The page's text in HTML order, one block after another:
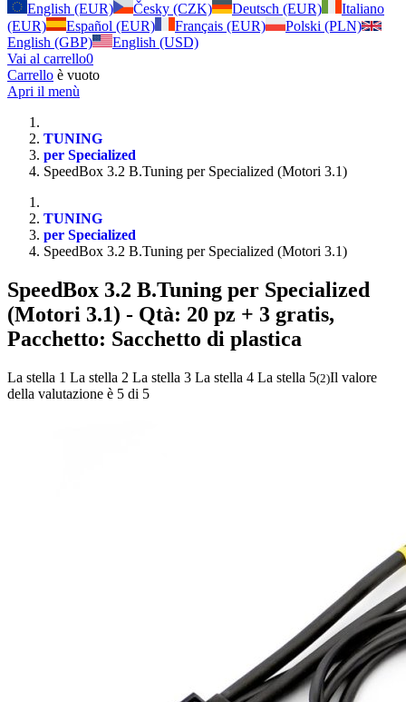
English (EUR)
Česky (CZK) Deutsch (EUR)
Italiano
(EUR)
Español (EUR) Français (EUR)
Polski (PLN)
English (GBP)
English (USD)
Vai al carrello0
Carrello è vuoto
Apri il menù
TUNING
per Specialized
SpeedBox 3.2 B.Tuning per Specialized (Motori 3.1)
TUNING
per Specialized
SpeedBox 3.2 B.Tuning per Specialized (Motori 3.1)
SpeedBox 3.2 B.Tuning per Specialized
(Motori 3.1) - Qtà: 20 pz + 3 gratis,
Pacchetto: Sacchetto di plastica
La stella 1 La stella 2 La stella 3 La stella 4 La stella 5(2)Il valore
della valutazione è 5 di 5